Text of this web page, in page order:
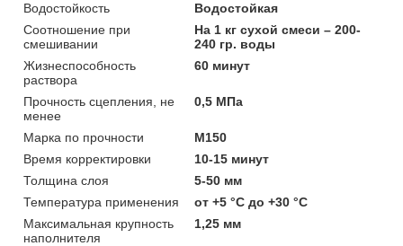
Водостойкость
Водостойкая
Соотношение при
смешивании
На 1 кг сухой смеси – 200-
240 гр. воды
Жизнеспособность
раствора
60 минут
Прочность сцепления, не
менее
0,5 МПа
Марка по прочности
М150
Время корректировки
10-15 минут
Толщина слоя
5-50 мм
Температура применения
от +5 °С до +30 °С
Максимальная крупность
наполнителя
1,25 мм